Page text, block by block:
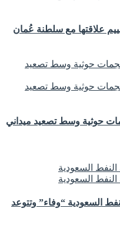
علاقتها مع سلطنة عُمان
جندياً في هجمات حوثية وسط تصعيد ميداني
السعودية “وفاء” وتتوعد